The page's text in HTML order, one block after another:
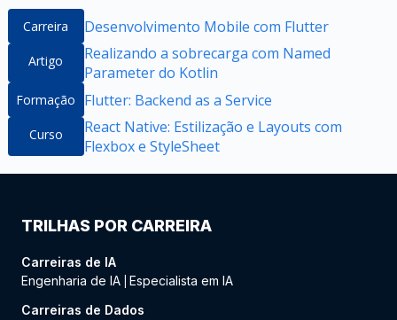
Carreira Desenvolvimento Mobile com Flutter
Artigo
Realizando a sobrecarga com Named
Parameter do Kotlin
Formação Flutter: Backend as a Service
Curso
React Native: Estilização e Layouts com
Flexbox e StyleSheet
TRILHAS POR CARREIRA
Carreiras de IA
Engenharia de IA Especialista em IA
Carreiras de Dados